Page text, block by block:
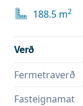
188.5 m2
Verð
Fermetraverð
Fasteignamat